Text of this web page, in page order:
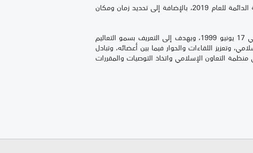
وعلى المستوى التنظيمي، سيتم ترشيح أعضاء اللجنة العامة للاتحاد، وأعضاء اللجنة التنفيذية، وأعضاء اللجان المتخصصة الدائمة للعام 2019، بالإضافة إلى تحديد زمان ومكان
جدير بالذكر، أن اتحاد مجالس الدول الأعضاء في منظمة التعاون الإسلامي، يضم 54 برلمانا عضوا، وقد تم إنشاءه في 17 يونيو 1999، ويهدف إلى التعريف بسمو التعاليم
وتعزيز اللقاءات والحوار فيما بين أعضائه، وتبادل
منظمة التعاون الإسلامي واتخاذ التوصيات والمقررات